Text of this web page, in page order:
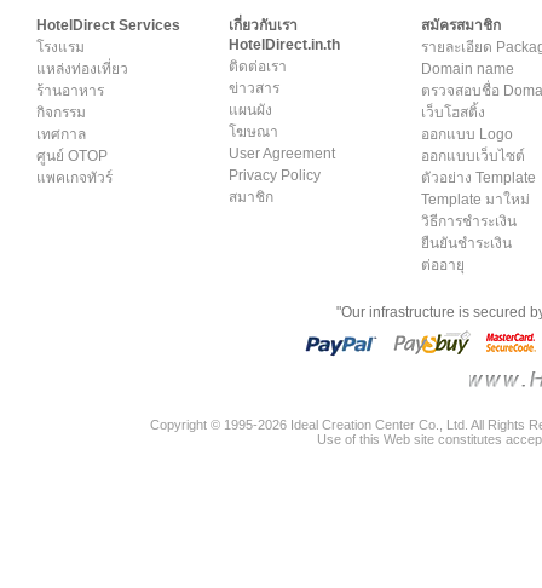
HotelDirect Services
โรงแรม
แหล่งท่องเที่ยว
ร้านอาหาร
กิจกรรม
เทศกาล
ศูนย์ OTOP
แพคเกจทัวร์
เกี่ยวกับเรา
HotelDirect.in.th
ติดต่อเรา
ข่าวสาร
แผนผัง
โฆษณา
User Agreement
Privacy Policy
สมาชิก
สมัครสมาชิก
รายละเอียด
Domain name
ตรวจสอบชื่อ
เว็บโฮสติ้ง
ออกแบบ Logo
ออกแบบเว็บไซต์
ตัวอย่าง Template
Template มาใหม่
วิธีการชำระเงิน
ยืนยันชำระเงิน
ต่ออายุ
"Our infrastructure is secured
Copyright © 1995-2026 Ideal Creation Center Co., Ltd. All Rights
Use of this Web site constitutes